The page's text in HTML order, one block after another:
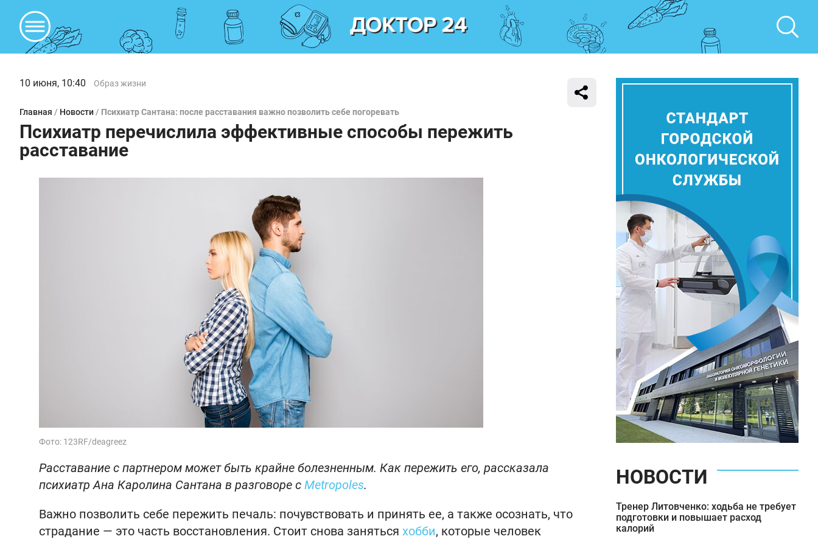
10 июня, 10:40 Образ жизни
Главная / Новости / Психиатр Сантана: после расставания важно позволить себе погоревать
Психиатр перечислила эффективные способы пережить
расставание
Фото: 123RF/deagreez
Расставание с партнером может быть крайне болезненным. Как пережить его, рассказала
психиатр Ана Каролина Сантана в разговоре с Metropoles.
Важно позволить себе пережить печаль: почувствовать и принять ее, а также осознать, что
страдание — это часть восстановления. Стоит снова заняться хобби, которые человек
НОВОСТИ
Тренер Литовченко: ходьба не требует
подготовки и повышает расход
калорий